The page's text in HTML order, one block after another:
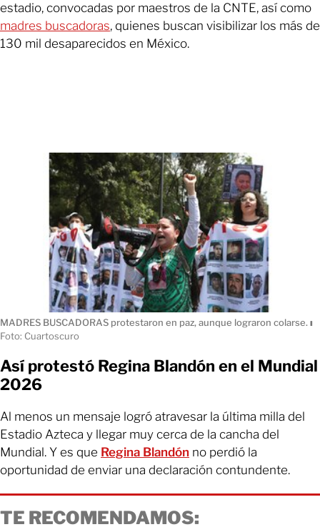
estadio, convocadas por maestros de la CNTE, así como
madres buscadoras, quienes buscan visibilizar los más de
130 mil desaparecidos en México.
MADRES BUSCADORAS protestaron en paz, aunque lograron colarse. ı
Foto: Cuartoscuro
Así protestó Regina Blandón en el Mundial
2026
Al menos un mensaje logró atravesar la última milla del
Estadio Azteca y llegar muy cerca de la cancha del
Mundial. Y es que Regina Blandón no perdió la
oportunidad de enviar una declaración contundente.
TE RECOMENDAMOS: